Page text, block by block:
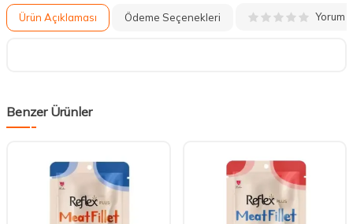
Ürün Açıklaması Ödeme Seçenekleri Yorum
Benzer Ürünler